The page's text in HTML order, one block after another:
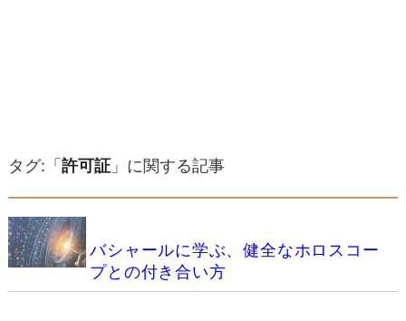
タグ:「許可証」に関する記事
バシャールに学ぶ、健全なホロスコー
プとの付き合い方